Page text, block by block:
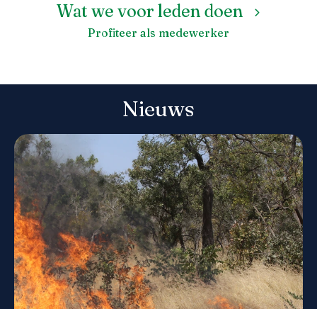
Wat we voor leden doen
Profiteer als medewerker
Nieuws